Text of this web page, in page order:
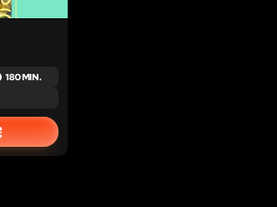
180 MIN.